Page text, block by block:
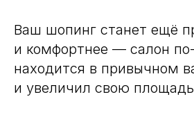
Ваш шопинг станет ещё
и комфортнее — салон
находится в привычном
и увеличил свою